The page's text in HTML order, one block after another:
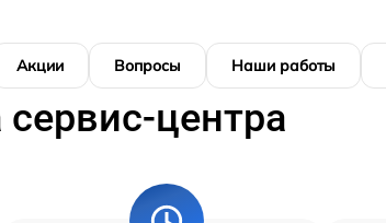
Акции Вопросы Наши работы
центра